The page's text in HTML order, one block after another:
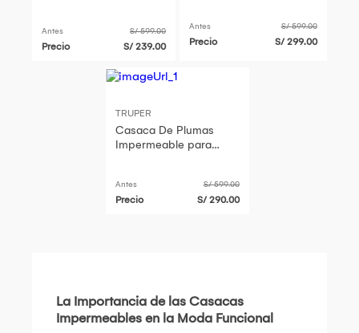
Antes S/ 599.00
Precio S/ 239.00
Antes S/ 599.00
Precio S/ 299.00
TRUPER
Casaca De Plumas
Impermeable para
Antes S/ 599.00
Precio S/ 290.00
La Importancia de las Casacas
Impermeables en la Moda Funcional